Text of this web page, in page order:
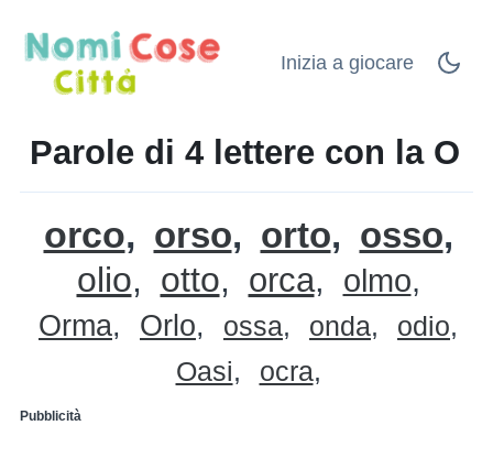
Inizia a giocare
Parole di 4 lettere con la O
orco orso orto osso
olio otto orca olmo
Orma Orlo ossa onda
odio
Oasi
ocra
Pubblicità